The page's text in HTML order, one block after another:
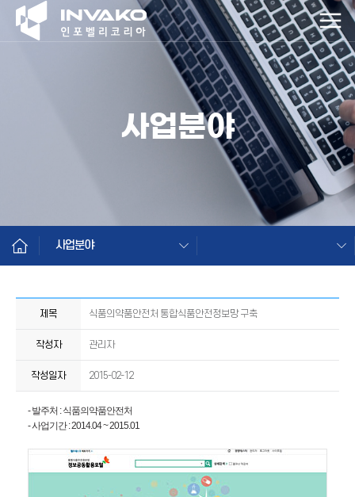
사업분야
사업분야
제목 식품의약품안전처 통합식품안전정보망 구축
작성자 관리자
작성일자 2015-02-12
- 발주처 : 식품의약품안전처
- 사업기간 : 2014.04 ~ 2015.01